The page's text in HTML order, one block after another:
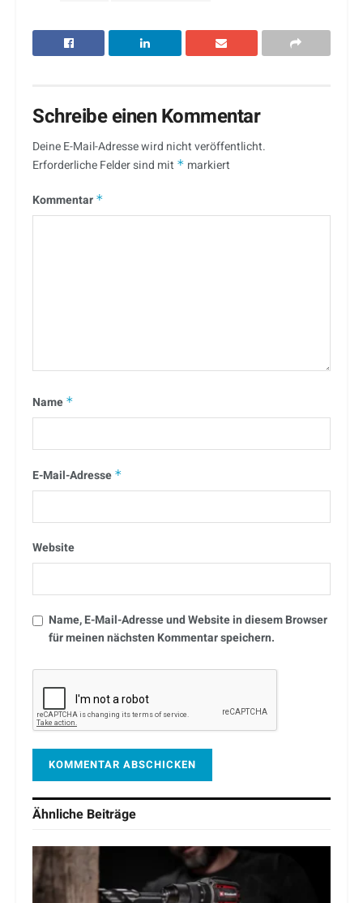
Schreibe einen Kommentar
Deine E-Mail-Adresse wird nicht veröffentlicht.
Erforderliche Felder sind mit * markiert
Kommentar *
Name *
E-Mail-Adresse *
Website
Name, E-Mail-Adresse und Website in diesem Browser
für meinen nächsten Kommentar speichern.
Ähnliche Beiträge